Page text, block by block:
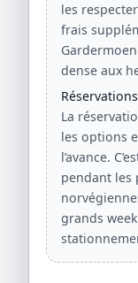
les
frais
dense aux
La
les options
l’avance.
pendant les
grands